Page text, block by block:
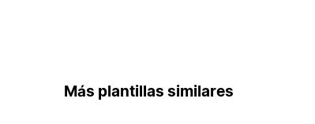
Más plantillas similares